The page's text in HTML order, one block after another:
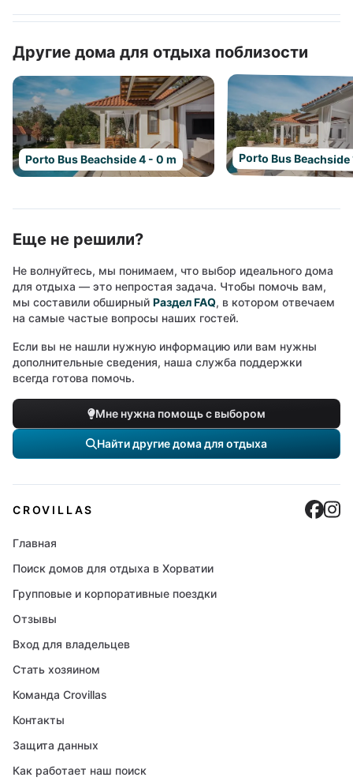
Другие дома для отдыха поблизости
Porto Bus Beachside 4 - 0 m Porto Bus Beachside
Еще не решили?
Не волнуйтесь, мы понимаем, что выбор идеального дома
для отдыха — это непростая задача. Чтобы помочь вам,
мы составили обширный Раздел FAQ, в котором отвечаем
на самые частые вопросы наших гостей.
Если вы не нашли нужную информацию или вам нужны
дополнительные сведения, наша служба поддержки
всегда готова помочь.
Мне нужна помощь с выбором
Найти другие дома для отдыха
CROVILLAS
Главная
Поиск домов для отдыха в Хорватии
Групповые и корпоративные поездки
Отзывы
Вход для владельцев
Стать хозяином
Команда Crovillas
Контакты
Защита данных
Как работает наш поиск